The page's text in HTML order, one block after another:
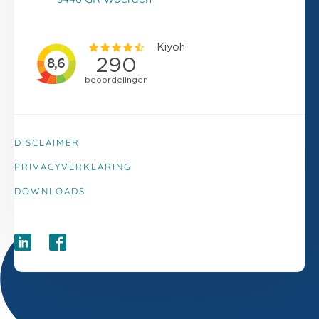
DISCLAIMER
PRIVACYVERKLARING
DOWNLOADS